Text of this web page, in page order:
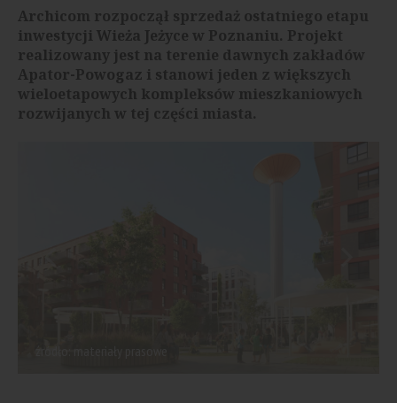
Archicom rozpoczął sprzedaż ostatniego etapu
inwestycji Wieża Jeżyce w Poznaniu. Projekt
realizowany jest na terenie dawnych zakładów
Apator-Powogaz i stanowi jeden z większych
wieloetapowych kompleksów mieszkaniowych
rozwijanych w tej części miasta.